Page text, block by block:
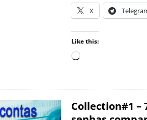
X
Like this:
Collection#1 –